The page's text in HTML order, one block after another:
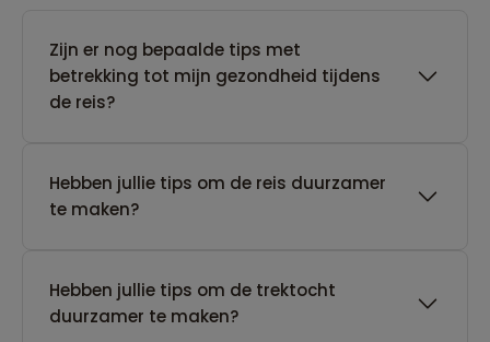
Zijn er nog bepaalde tips met
betrekking tot mijn gezondheid tijdens
de reis?
Hebben jullie tips om de reis duurzamer
te maken?
Hebben jullie tips om de trektocht
duurzamer te maken?